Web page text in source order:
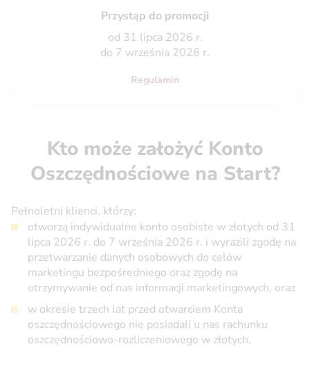
Przystąp do promocji
od 31 lipca 2026 r.
do 7 września 2026 r.
Regulamin
Kto może założyć Konto
Oszczędnościowe na Start?
Pełnoletni klienci, którzy:
otworzą indywidualne konto osobiste w złotych od 31
lipca 2026 r. do 7 września 2026 r. i wyrazili zgodę na
przetwarzanie danych osobowych do celów
marketingu bezpośredniego oraz zgodę na
otrzymywanie od nas informacji marketingowych, oraz
w okresie trzech lat przed otwarciem Konta
oszczędnościowego nie posiadali u nas rachunku
oszczędnościowo-rozliczeniowego w złotych.